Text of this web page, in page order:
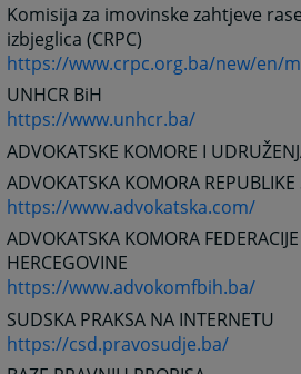
Komisija za imovinske zahtjeve
izbjeglica (CRPC)
https://www.crpc.org.ba/new/en/
UNHCR BiH
https://www.unhcr.ba/
ADVOKATSKE KOMORE I
ADVOKATSKA KOMORA REPUBLIKE
https://www.advokatska.com/
ADVOKATSKA KOMORA
HERCEGOVINE
https://www.advokomfbih.ba/
SUDSKA PRAKSA NA INTERNETU
https://csd.pravosudje.ba/